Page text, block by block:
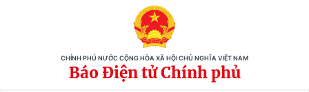
CHÍNH PHỦ NƯỚC CỘNG HÒA XÃ HỘI CHỦ NGHĨA VIỆT NAM
Báo Điện tử Chính phủ